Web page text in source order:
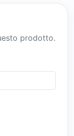
prodotto.